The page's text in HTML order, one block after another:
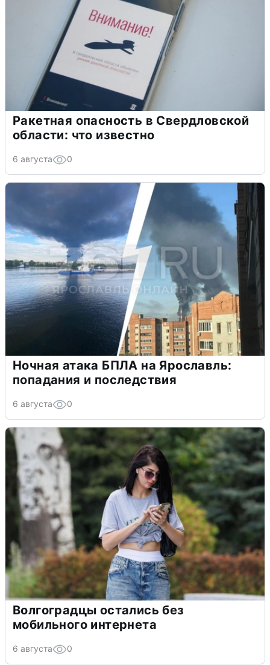
Ракетная опасность в Свердловской
области: что известно
6 августа 0
Ночная атака БПЛА на Ярославль:
попадания и последствия
6 августа 0
Волгоградцы остались без
мобильного интернета
6 августа 0